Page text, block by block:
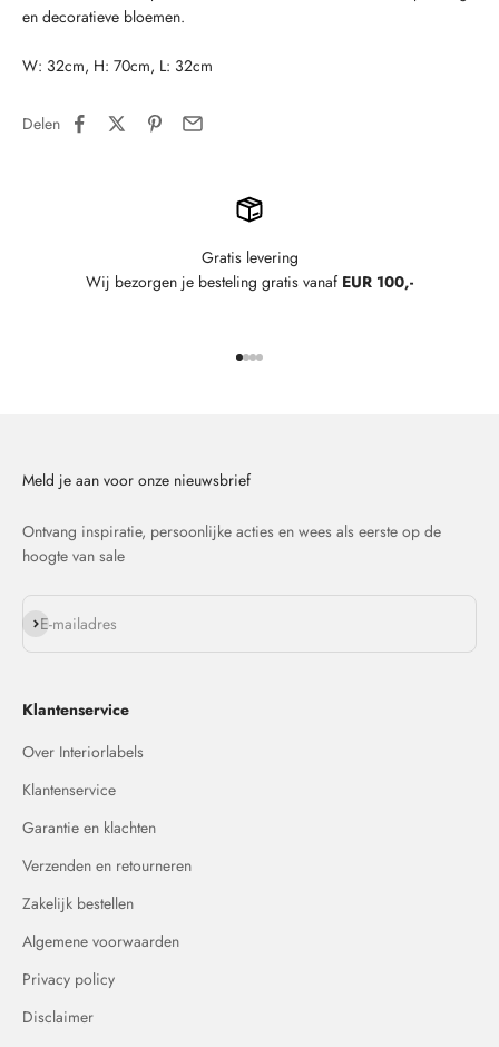
en decoratieve bloemen.
W: 32cm, H: 70cm, L: 32cm
Delen
Gratis levering
Wij bezorgen je besteling gratis vanaf EUR 100,-
Meld je aan voor onze nieuwsbrief
Ontvang inspiratie, persoonlijke acties en wees als eerste op de
hoogte van sale
E-mailadres
Abonneren
Klantenservice
Over Interiorlabels
Klantenservice
Garantie en klachten
Verzenden en retourneren
Zakelijk bestellen
Algemene voorwaarden
Privacy policy
Disclaimer